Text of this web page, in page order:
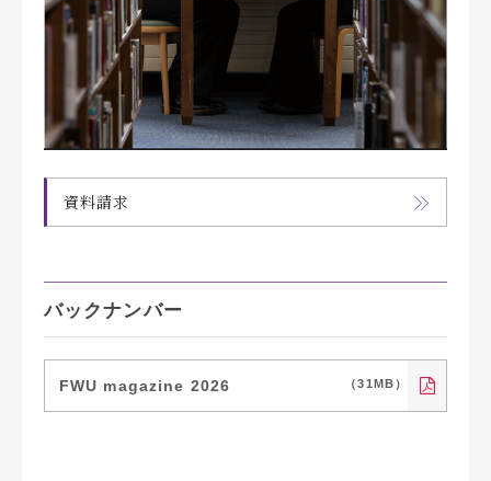
資料請求
バックナンバー
FWU magazine 2026 （31MB）